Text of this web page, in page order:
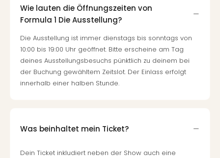
Wie lauten die Öffnungszeiten von
Formula 1 Die Ausstellung?
Die Ausstellung ist immer dienstags bis sonntags von
10:00 bis 19:00 Uhr geöffnet. Bitte erscheine am Tag
deines Ausstellungsbesuchs pünktlich zu deinem bei
der Buchung gewähltem Zeitslot. Der Einlass erfolgt
innerhalb einer halben Stunde.
Was beinhaltet mein Ticket?
Dein Ticket inkludiert neben der Show auch eine